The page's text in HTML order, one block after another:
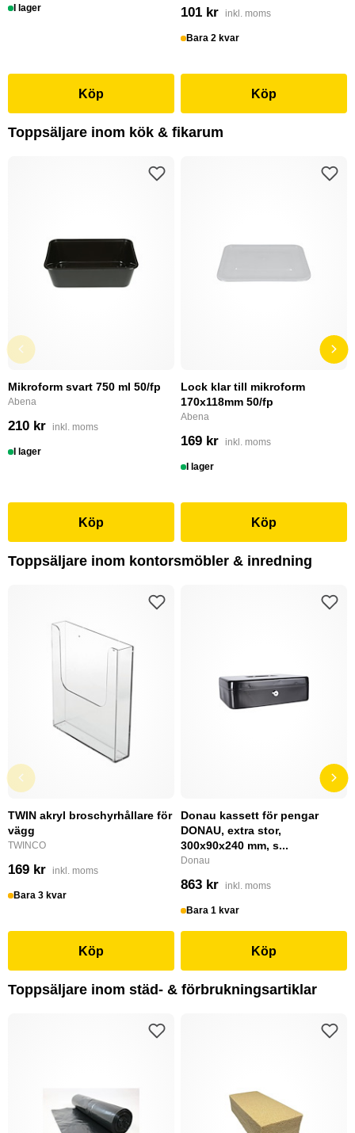
I lager
Köp
101 kr inkl. moms
Bara 2 kvar
Köp
Toppsäljare inom kök & fikarum
Mikroform svart 750 ml 50/fp
Abena
210 kr inkl. moms
I lager
Köp
Lock klar till mikroform
170x118mm 50/fp
Abena
169 kr inkl. moms
I lager
Köp
Toppsäljare inom kontorsmöbler & inredning
TWIN akryl broschyrhållare för
vägg
TWINCO
169 kr inkl. moms
Bara 3 kvar
Köp
Donau kassett för pengar
DONAU, extra stor,
300x90x240 mm, s...
Donau
863 kr inkl. moms
Bara 1 kvar
Köp
Toppsäljare inom städ- & förbrukningsartiklar